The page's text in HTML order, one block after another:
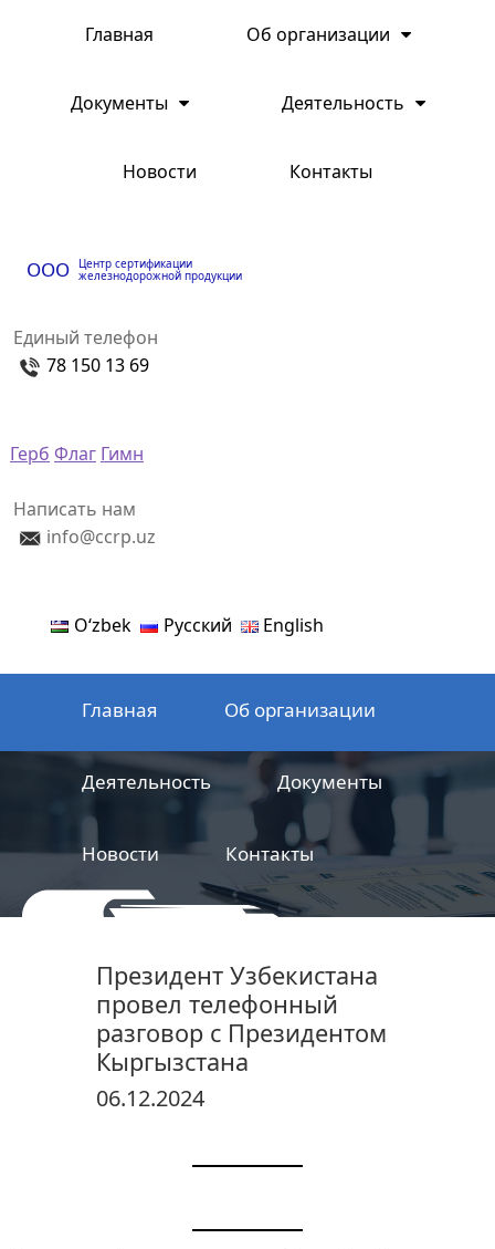
Главная Об организации
Документы Деятельность
Новости Контакты
ООО Центр сертификации
железнодорожной продукции
Единый телефон
78 150 13 69
Герб Флаг Гимн
Написать нам
info@ccrp.uz
Oʻzbek Русский English
Главная Об организации
Деятельность Документы
Новости Контакты
железнодорожной продукции
Президент Узбекистана
провел телефонный
разговор с Президентом
Кыргызстана
06.12.2024